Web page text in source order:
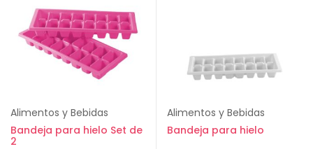
Alimentos y Bebidas
Bandeja para hielo Set de
2
Alimentos y Bebidas
Bandeja para hielo